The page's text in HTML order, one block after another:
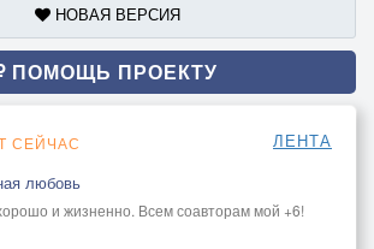
НОВАЯ ВЕРСИЯ
ПОМОЩЬ ПРОЕКТУ
СЕЙЧАС ЛЕНТА
любовь
и жизненно. Всем соавторам мой +6!